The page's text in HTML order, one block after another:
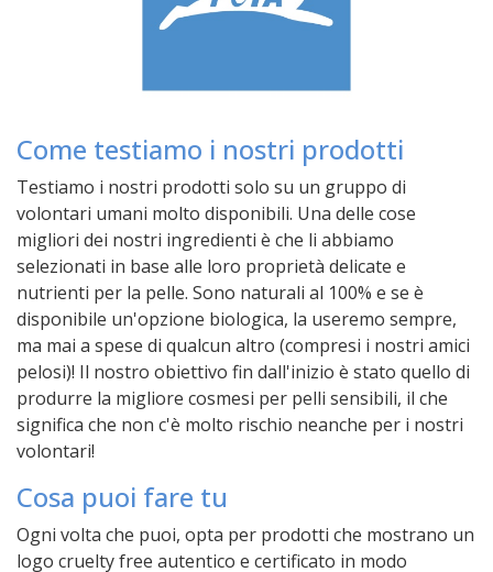
Come testiamo i nostri prodotti
Testiamo i nostri prodotti solo su un gruppo di
volontari umani molto disponibili. Una delle cose
migliori dei nostri ingredienti è che li abbiamo
selezionati in base alle loro proprietà delicate e
nutrienti per la pelle. Sono naturali al 100% e se è
disponibile un'opzione biologica, la useremo sempre,
ma mai a spese di qualcun altro (compresi i nostri amici
pelosi)! Il nostro obiettivo fin dall'inizio è stato quello di
produrre la migliore cosmesi per pelli sensibili, il che
significa che non c'è molto rischio neanche per i nostri
volontari!
Cosa puoi fare tu
Ogni volta che puoi, opta per prodotti che mostrano un
logo cruelty free autentico e certificato in modo